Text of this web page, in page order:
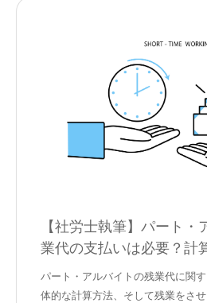
【社労士執筆】パート・
業代の支払いは必要？計
パート・アルバイトの残業代に関
体的な計算方法、そして残業をさ